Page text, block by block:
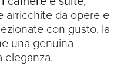
arricchite da opere e
con gusto, la
una genuina
eleganza.